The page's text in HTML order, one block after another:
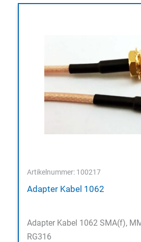
Artikelnummer: 100217
Adapter Kabel 1062
Adapter Kabel 1062 SMA(f),
RG316